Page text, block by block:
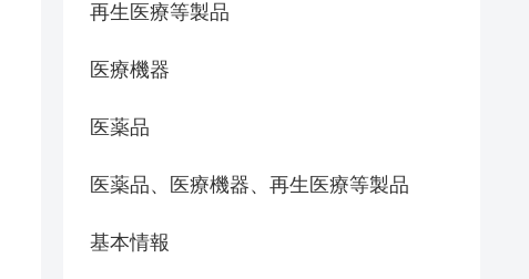
再生医療等製品
医療機器
医薬品
医薬品、医療機器、再生医療等製品
基本情報